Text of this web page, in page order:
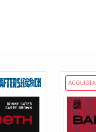
ACQUISTA